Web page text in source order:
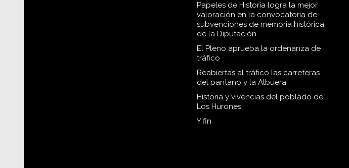
Papeles de Historia logra la mejor
valoración en la convocatoria de
subvenciones de memoria histórica
de la Diputación
El Pleno aprueba la ordenanza de
tráfico
Reabiertas al tráfico las carreteras
del pantano y la Albuera
Historia y vivencias del poblado de
Los Hurones
Y fin